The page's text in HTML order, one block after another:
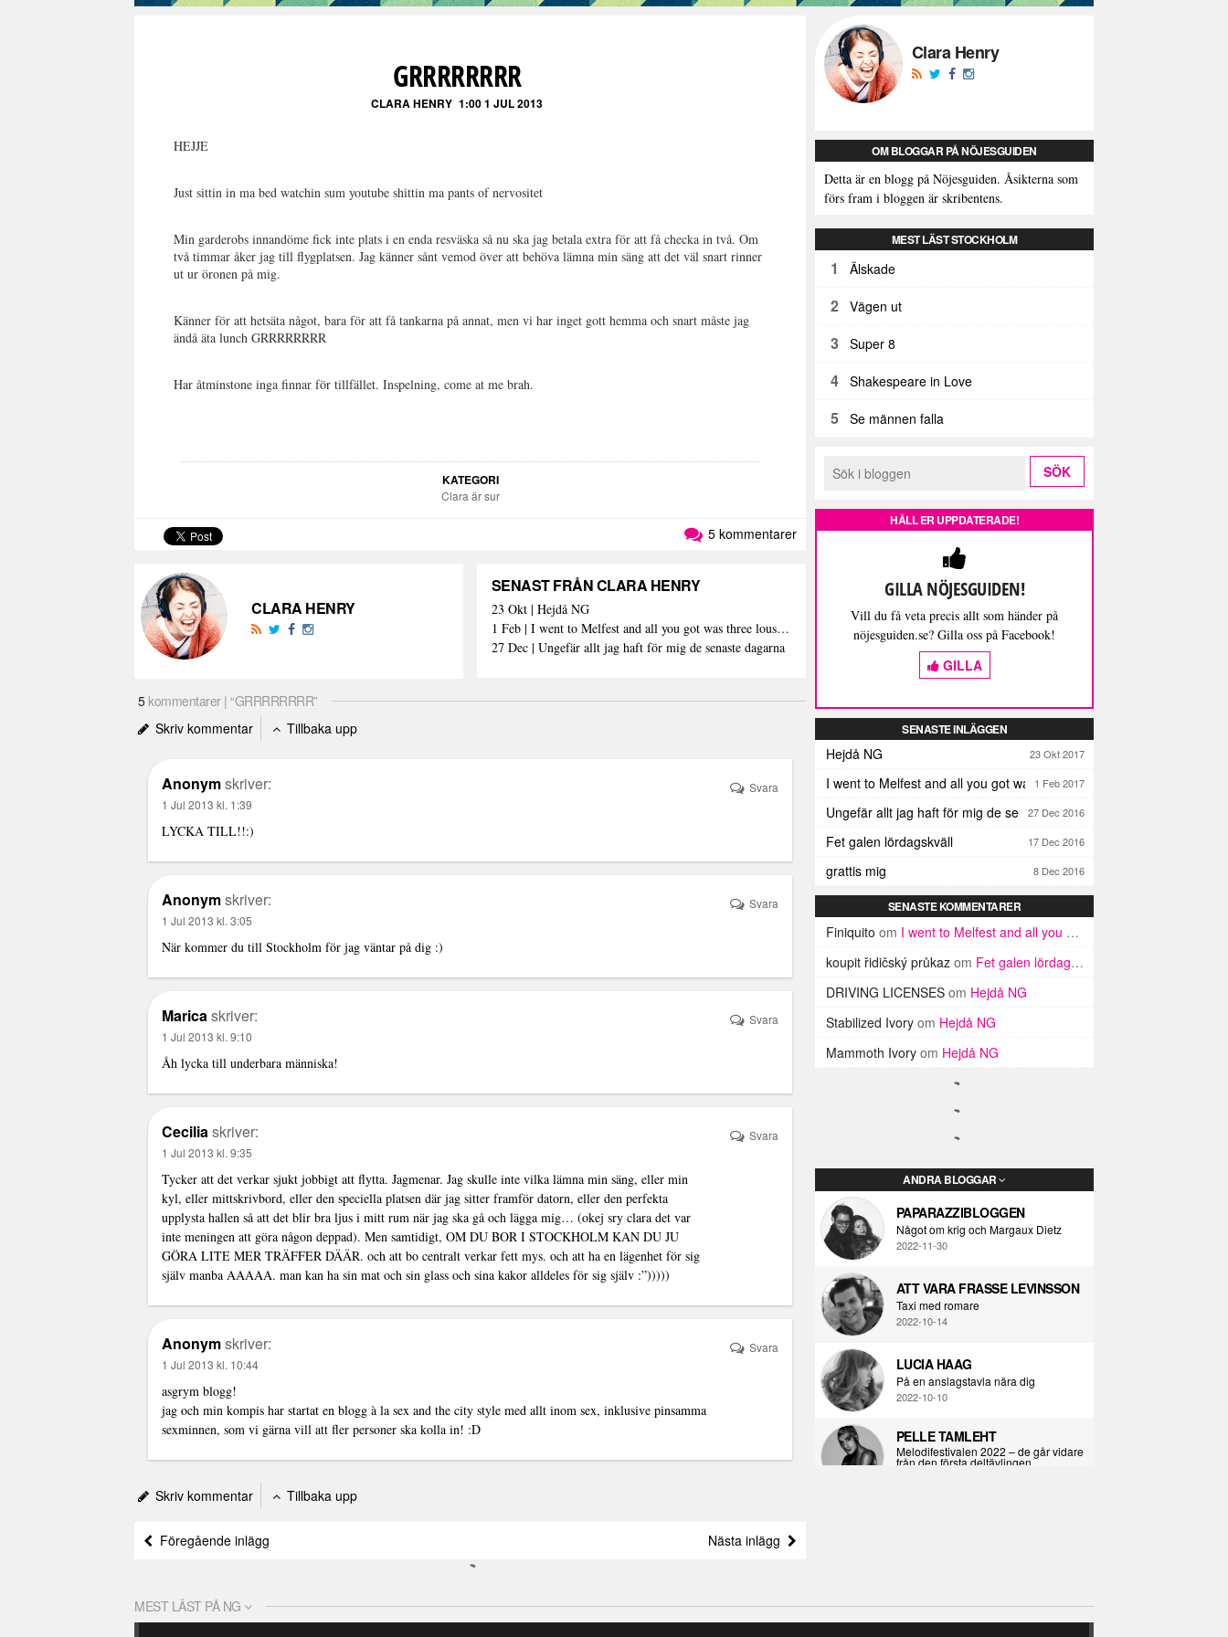
GRRRRRRRR
CLARA HENRY 1:00 1 JUL 2013
HEJJE
Just sittin in ma bed watchin sum youtube shittin ma pants of nervositet
Min garderobs innandöme fick inte plats i en enda resväska så nu ska jag betala extra för att få checka in två. Om
två timmar åker jag till flygplatsen. Jag känner sånt vemod över att behöva lämna min säng att det väl snart rinner
ut ur öronen på mig.
Känner för att hetsäta något, bara för att få tankarna på annat, men vi har inget gott hemma och snart måste jag
ändå äta lunch GRRRRRRRR
Har åtminstone inga finnar för tillfället. Inspelning, come at me brah.
KATEGORI
Clara är sur
5 kommentarer
CLARA HENRY
SENAST FRÅN CLARA HENRY
23 Okt | Hejdå NG
1 Feb | I went to Melfest and all you got was three lousy selfies
27 Dec | Ungefär allt jag haft för mig de senaste dagarna
5kommentarer | “GRRRRRRRR”
Skriv kommentar
Tillbaka upp
Anonymskriver:
1 Jul 2013 kl. 1:39
LYCKA TILL!!:)
Svara
Anonymskriver:
1 Jul 2013 kl. 3:05
När kommer du till Stockholm för jag väntar på dig :)
Svara
Maricaskriver:
1 Jul 2013 kl. 9:10
Åh lycka till underbara människa!
Svara
Ceciliaskriver:
1 Jul 2013 kl. 9:35
Tycker att det verkar sjukt jobbigt att flytta. Jagmenar. Jag skulle inte vilka lämna min säng, eller min
kyl, eller mittskrivbord, eller den speciella platsen där jag sitter framför datorn, eller den perfekta
upplysta hallen så att det blir bra ljus i mitt rum när jag ska gå och lägga mig… (okej sry clara det var
inte meningen att göra någon deppad). Men samtidigt, OM DU BOR I STOCKHOLM KAN DU JU
GÖRA LITE MER TRÄFFER DÄÄR. och att bo centralt verkar fett mys. och att ha en lägenhet för sig
själv manba AAAAA. man kan ha sin mat och sin glass och sina kakor alldeles för sig själv :”)))))
Svara
Anonymskriver:
1 Jul 2013 kl. 10:44
asgrym blogg!
jag och min kompis har startat en blogg à la sex and the city style med allt inom sex, inklusive pinsamma
sexminnen, som vi gärna vill att fler personer ska kolla in! :D
Svara
Skriv kommentar Tillbaka upp
Föregående inlägg Nästa inlägg
Clara Henry
OM BLOGGAR PÅ NÖJESGUIDEN
Detta är en blogg på Nöjesguiden. Åsikterna som
förs fram i bloggen är skribentens.
MEST LÄST STOCKHOLM
1 Älskade
2 Vägen ut
3 Super 8
4 Shakespeare in Love
5 Se männen falla
HÅLL ER UPPDATERADE!
GILLA NÖJESGUIDEN!
Vill du få veta precis allt som händer på
nöjesguiden.se? Gilla oss på Facebook!
GILLA
SENASTE INLÄGGEN
Hejdå NG 23 Okt 2017
I went to Melfest and all you got was three lousy selfies
1 Feb 2017
Ungefär allt jag haft för mig de senaste dagarna
27 Dec 2016
Fet galen lördagskväll 17 Dec 2016
grattis mig 8 Dec 2016
SENASTE KOMMENTARER
Finiquito om I went to Melfest and all you got was three lousy selfies
koupit řidičský průkaz om Fet galen lördagskväll
DRIVING LICENSES om Hejdå NG
Stabilized Ivory om Hejdå NG
Mammoth Ivory om Hejdå NG
ANDRA BLOGGAR
PAPARAZZIBLOGGEN
Något om krig och Margaux Dietz
2022-11-30
ATT VARA FRASSE LEVINSSON
Taxi med romare
2022-10-14
LUCIA HAAG
På en anslagstavla nära dig
2022-10-10
PELLE TAMLEHT
Melodifestivalen 2022 – de går vidare
från den första deltävlingen
Kropps-dagbok
2021-06-24
MEST LÄST PÅ NG